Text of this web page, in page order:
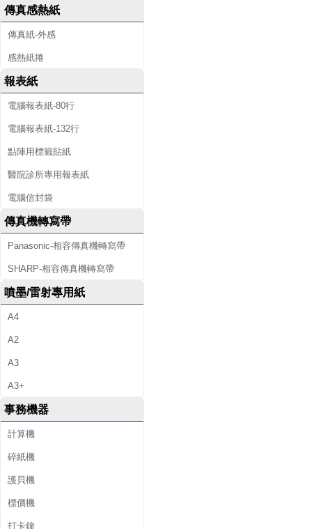
傳真感熱紙
傳真紙-外感
感熱紙捲
報表紙
電腦報表紙-80行
電腦報表紙-132行
點陣用標籤貼紙
醫院診所專用報表紙
電腦信封袋
傳真機轉寫帶
Panasonic-相容傳真機轉寫帶
SHARP-相容傳真機轉寫帶
噴墨/雷射專用紙
A4
A2
A3
A3+
事務機器
計算機
碎紙機
護貝機
標價機
打卡鐘